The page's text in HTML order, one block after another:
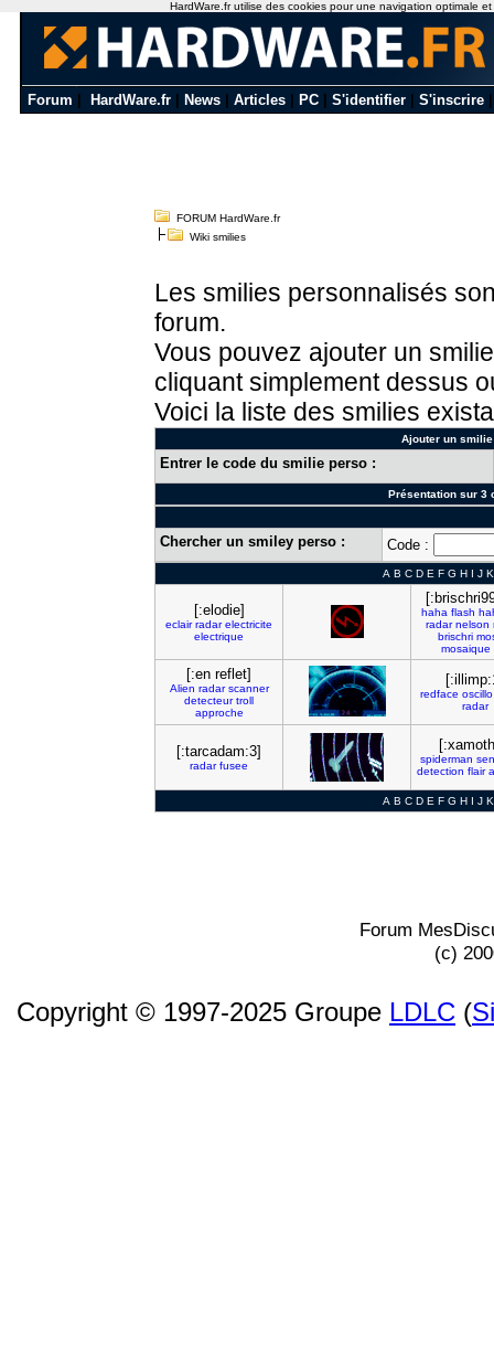
Forum HardWare.fr News Articles PC S'identifier S'inscrire
FORUM HardWare.fr
Wiki smilies
Les smilies personnalisés
forum.
Vous pouvez ajouter un
cliquant simplement dessus
Voici la liste des smilies
Ajouter un
Entrer le code du smilie perso :
Présentation sur 3
Chercher un smiley perso : Code :
A B C D E F G H I J K
[:elodie]
eclair radar electricite
electrique
haha flash
radar nelson
brischri
mosaique
[:en reflet]
Alien radar scanner
detecteur troll
approche
redface oscillo
radar
[:tarcadam:3]
radar fusee
spiderman
detection flair
A B C D E F G H I J K
Forum
(c)
Copyright © 1997-2025 Groupe LDLC (
HardWare.fr utilise des cookies pour une navigation optimale